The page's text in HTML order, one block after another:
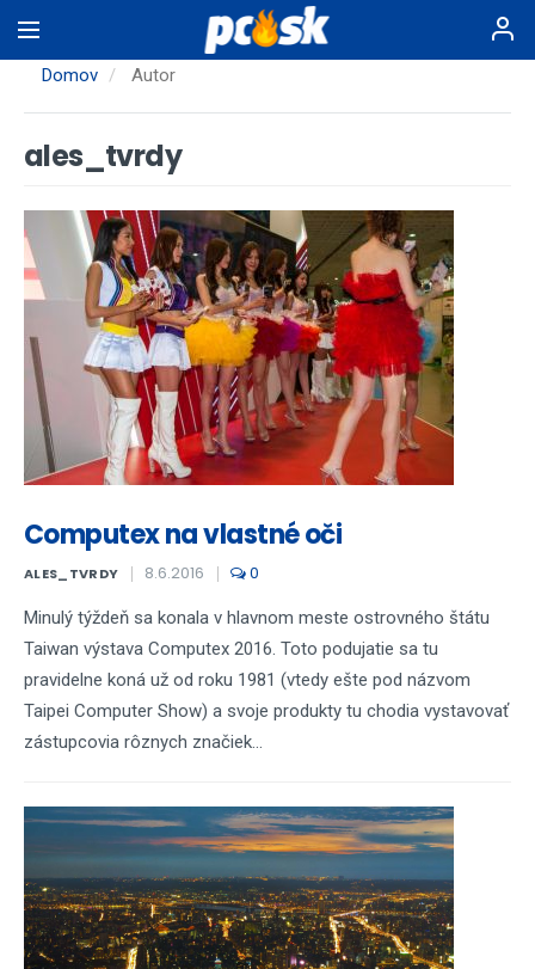
na
hlavnýDomov Autor
ales_tvrdy
Computex na vlastné oči
ALES_TVRDY 8.6.2016 0
Minulý týždeň sa konala v hlavnom meste ostrovného štátu
Taiwan výstava Computex 2016. Toto podujatie sa tu
pravidelne koná už od roku 1981 (vtedy ešte pod názvom
Taipei Computer Show) a svoje produkty tu chodia vystavovať
zástupcovia rôznych značiek...